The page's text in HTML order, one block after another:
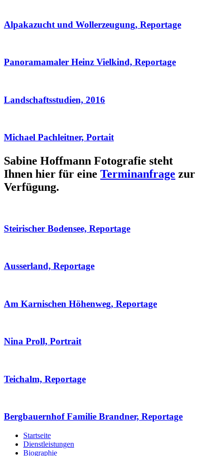
Alpakazucht und Wollerzeugung, Reportage
Panoramamaler Heinz Vielkind, Reportage
Landschaftsstudien, 2016
Michael Pachleitner, Portait
Sabine Hoffmann Fotografie steht
Ihnen hier für eine Terminanfrage zur
Verfügung.
Steirischer Bodensee, Reportage
Ausserland, Reportage
Am Karnischen Höhenweg, Reportage
Nina Proll, Portrait
Teichalm, Reportage
Bergbauernhof Familie Brandner, Reportage
Startseite
Dienstleistungen
Biographie